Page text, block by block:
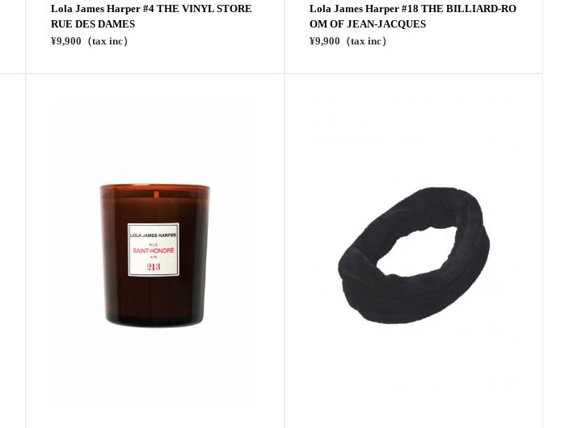
Lola James Harper #4 THE VINYL STORE
RUE DES DAMES
¥9,900（tax inc）
Lola James Harper #18 THE BILLIARD-RO
OM OF JEAN-JACQUES
¥9,900（tax inc）